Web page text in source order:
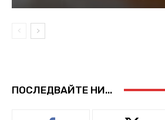
ПОСЛЕДВАЙТЕ НИ...